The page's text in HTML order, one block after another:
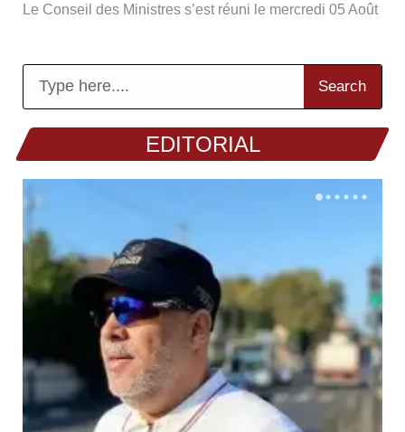
Le Conseil des Ministres s’est réuni le mercredi 05 Août
Search
EDITORIAL